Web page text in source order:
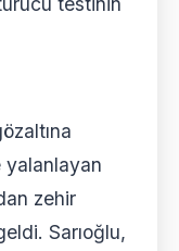
yalanlayan
zehir
Sarıoğlu,